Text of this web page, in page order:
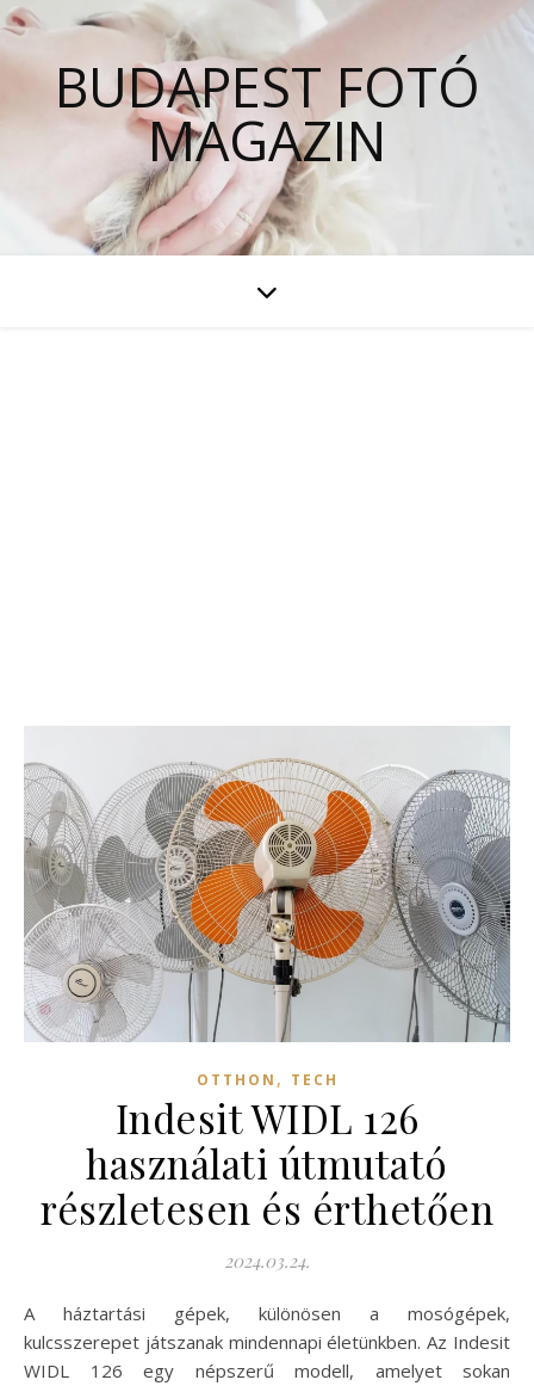
BUDAPEST FOTÓ
MAGAZIN
OTTHON , TECH
Indesit WIDL 126
használati útmutató
részletesen és érthetően
2024.03.24.
A háztartási gépek, különösen a mosógépek,
kulcsszerepet játszanak mindennapi életünkben. Az Indesit
WIDL 126 egy népszerű modell, amelyet sokan